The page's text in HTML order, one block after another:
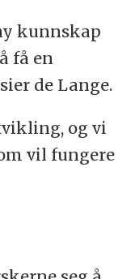
kunnskap
få en
de Lange.
og vi
vil fungere